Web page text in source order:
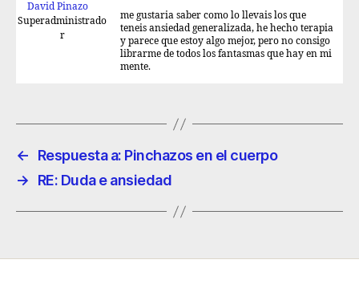
David Pinazo
Superadministrado
r
me gustaria saber como lo llevais los que
teneis ansiedad generalizada, he hecho terapia
y parece que estoy algo mejor, pero no consigo
librarme de todos los fantasmas que hay en mi
mente.
←
Respuesta a: Pinchazos en el cuerpo
→
RE: Duda e ansiedad